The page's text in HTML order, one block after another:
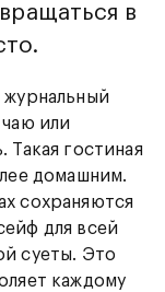
в
журнальный
или
гостиная
домашним.
сохраняются
для всей
суеты. Это
каждому